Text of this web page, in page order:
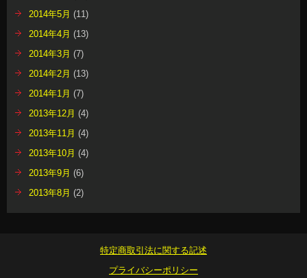
2014年5月 (11)
2014年4月 (13)
2014年3月 (7)
2014年2月 (13)
2014年1月 (7)
2013年12月 (4)
2013年11月 (4)
2013年10月 (4)
2013年9月 (6)
2013年8月 (2)
特定商取引法に関する記述
プライバシーポリシー